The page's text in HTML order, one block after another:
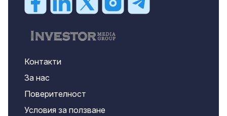
Контакти
За нас
Поверителност
Условия за ползване